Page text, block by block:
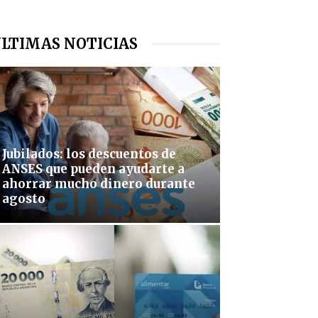
NOTICIAS
Jubilados: los descuentos de
ANSES que pueden ayudarte a
ahorrar mucho dinero durante
agosto